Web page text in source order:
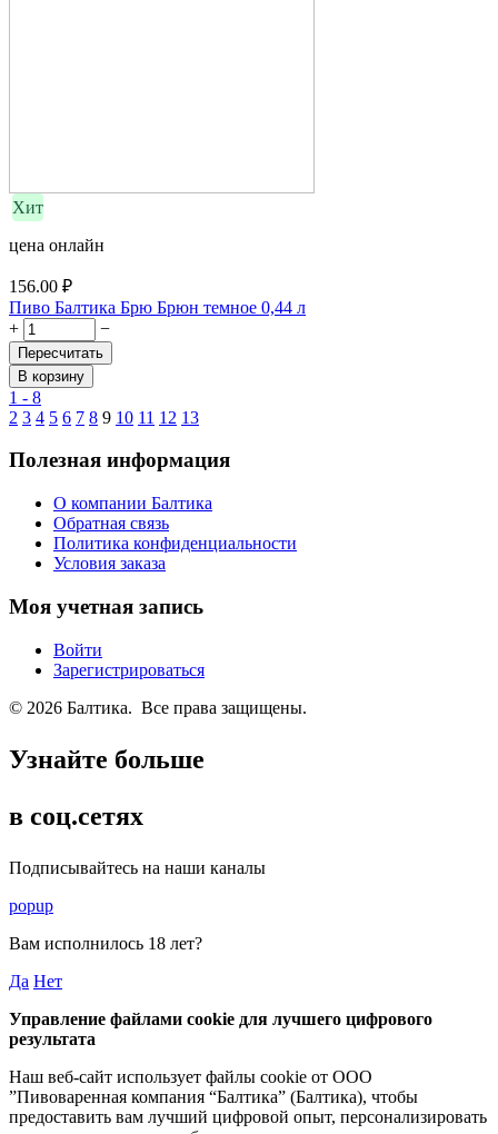
Хит
цена онлайн
156.00 ₽
Пиво Балтика Брю Брюн темное 0,44 л
+
−
Пересчитать
В корзину
1 - 8
2 3 4 5 6 7 8 9 10 11 12 13
Полезная информация
О компании Балтика
Обратная связь
Политика конфиденциальности
Условия заказа
Моя учетная запись
Войти
Зарегистрироваться
© 2026 Балтика. Все права защищены.
Узнайте больше
в соц.сетях
Подписывайтесь на наши каналы
popup
Вам исполнилось 18 лет?
Да Нет
Управление файлами cookie для лучшего цифрового
результата
Наш веб-сайт использует файлы cookie от ООО
”Пивоваренная компания “Балтика” (Балтика), чтобы
предоставить вам лучший цифровой опыт, персонализировать